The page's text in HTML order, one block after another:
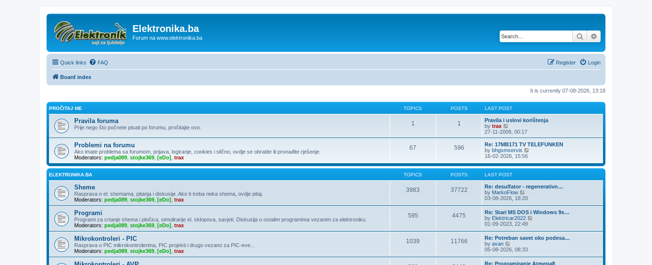
Elektronika.ba
Forum na www.elektronika.ba Search
Quick links FAQ Login
Register
Board index
It is currently 07-08-2026, 13:18
PROČITAJ ME TOPICS POSTS LAST POST
Pravila foruma
Prije nego što počnete pisati po forumu, pročitajte ovo.
1 1
Pravila i uslovi korištenja
by trax
i
e
w
t
h
l
a
t
e
s
t
p
o
s
t
27-11-2008, 00:17
Problemi na forumu
Ako imate problema sa forumom, prijava, logiranje, cookies i slično, ovdje se obratite ili pronađite rješenje.
Moderators: pedja089 stojke369 [eDo] trax
67 596
Re: 17MB171 TV TELEFUNKEN
by bhgsmservis
w
e
l
e
s
t
o
s
16-02-2026, 15:56
ELEKTRONIKA.BA TOPICS POSTS LAST POST
Sheme
Rasprava o el. shemama, pitanja i diskusije. Ako ti treba neka shema, ovdje pitaj.
Moderators: pedja089 stojke369 [eDo] trax
3983 37722
Re: desulfator - regenerativn…
by MarkoFlow
i
w
t
h
e
l
a
e
s
t
03-08-2026, 18:20
Programi
Programi za crtanje shema i pločica, simuliranje el. sklopova, savjeti. Diskusija o ostalim programima vezanim za elektroniku.
Moderators: pedja089 stojke369 [eDo] trax
595 4475
Re: Stari MS DOS i Windows 9x…
by Elektricar2022
t
l
01-09-2023, 22:49
Mikrokontroleri - PIC
Rasprava o PIC mikrokontrolerima, PIC projekti i drugo vezano za PIC-eve...
Moderators: pedja089 stojke369 [eDo] trax
1039 11766
Re: Potreban savet oko podesa…
by avan
i
05-08-2026, 08:33
Re: Programiranje Atmega8